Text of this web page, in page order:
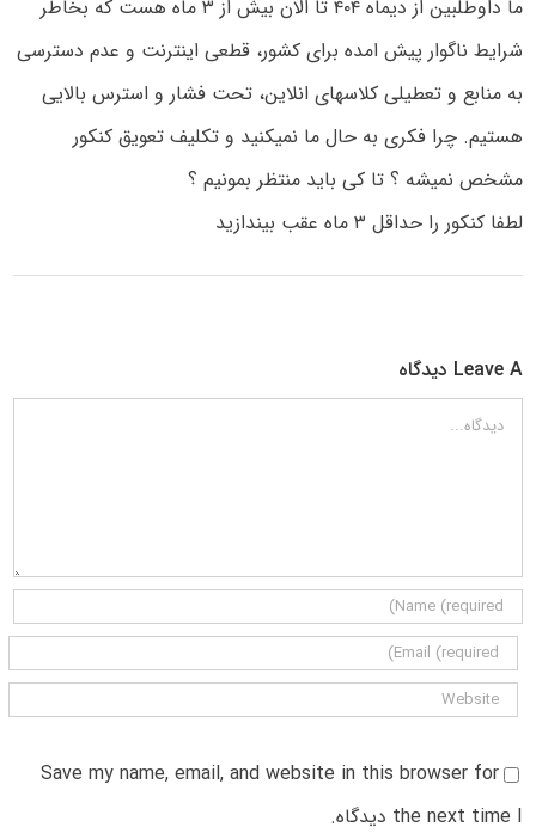
ما داوطلبین از دیماه ۴۰۴ تا الان بیش از ۳ ماه هست که بخاطر
شرایط ناگوار پیش امده برای کشور، قطعی اینترنت و عدم دسترسی
به منابع و تعطیلی کلاسهای انلاین، تحت فشار و استرس بالایی
هستیم. چرا فکری به حال ما نمیکنید و تکلیف تعویق کنکور
مشخص نمیشه ؟ تا کی باید منتظر بمونیم ؟
لطفا کنکور را حداقل ۳ ماه عقب بیندازید
Leave A دیدگاه
دیدگاه
Save my name, email, and website in this browser for
the next time I دیدگاه.